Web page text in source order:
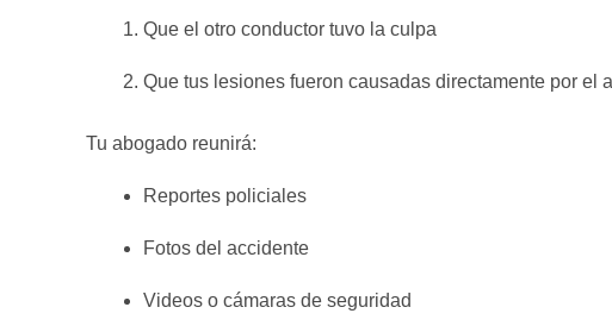
Que el otro conductor tuvo la culpa
Que tus lesiones fueron causadas directamente por el
Tu abogado reunirá:
Reportes policiales
Fotos del accidente
Videos o cámaras de seguridad